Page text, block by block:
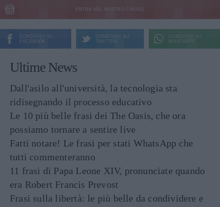
ENTRA NEL NOSTRO CANALE
CONDIVIDI SU
FACEBOOK
CONDIVIDI SU
TWITTER
CONDIVIDI SU
WHATSAPP
Ultime News
Dall'asilo all'università, la tecnologia sta
ridisegnando il processo educativo
Le 10 più belle frasi dei The Oasis, che ora
possiamo tornare a sentire live
Fatti notare! Le frasi per stati WhatsApp che
tutti commenteranno
11 frasi di Papa Leone XIV, pronunciate quando
era Robert Francis Prevost
Frasi sulla libertà: le più belle da condividere e